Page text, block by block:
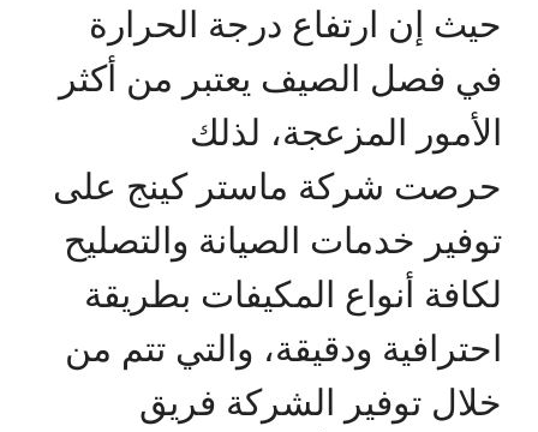
حيث إن ارتفاع درجة الحرارة
في فصل الصيف يعتبر من أكثر
الأمور المزعجة، لذلك
حرصت شركة ماستر كينج على
توفير خدمات الصيانة والتصليح
لكافة أنواع المكيفات بطريقة
احترافية ودقيقة، والتي تتم من
خلال توفير الشركة فريق